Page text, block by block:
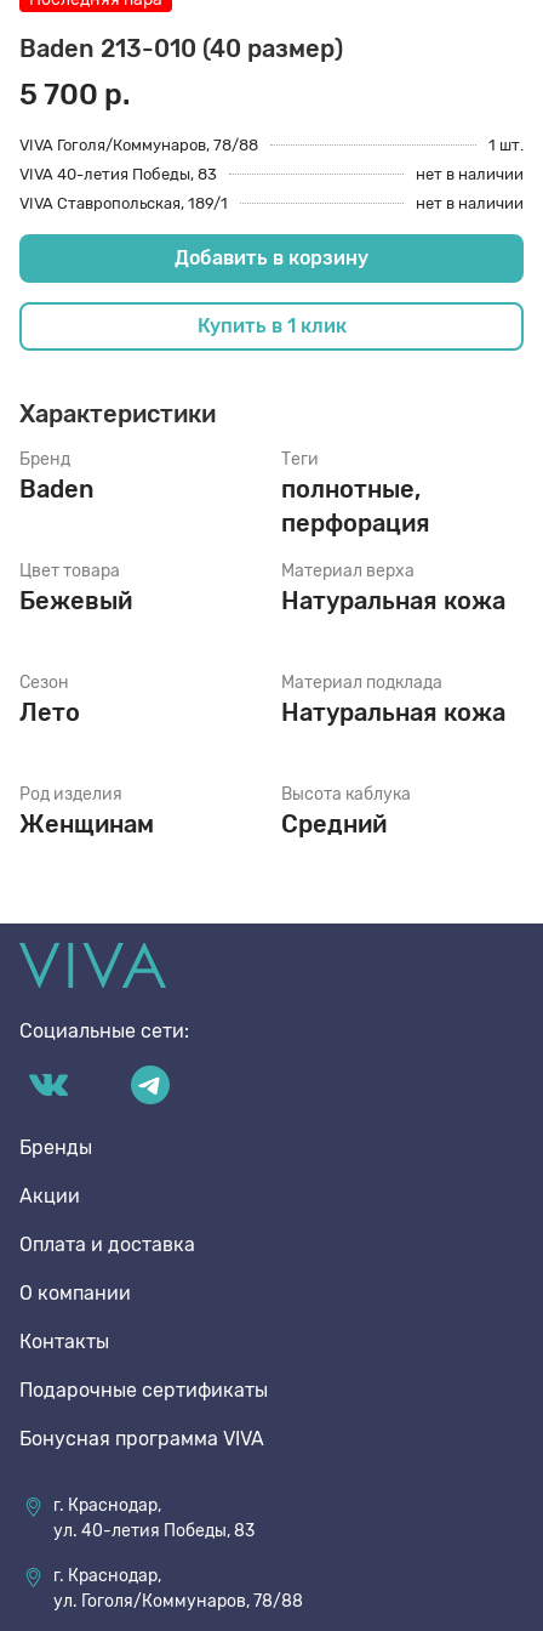
Baden 213-010 (40 размер)
5 700 р.
VIVA Гоголя/Коммунаров, 78/88
1 шт.
VIVA 40-летия Победы, 83
нет в наличии
VIVA Ставропольская, 189/1
нет в наличии
Добавить в корзину
Купить в 1 клик
Характеристики
Бренд
Baden
Цвет товара
Бежевый
Сезон
Лето
Род изделия
Женщинам
Теги
полнотные,
перфорация
Материал верха
Натуральная кожа
Материал подклада
Натуральная кожа
Высота каблука
Средний
Социальные сети:
Бренды
Акции
Оплата и доставка
О компании
Контакты
Подарочные сертификаты
Бонусная программа VIVA
г. Краснодар,
ул. 40-летия Победы, 83
г. Краснодар,
ул. Гоголя/Коммунаров, 78/88
70 den
Подпяточники
Пропитка
Рожки
Шнурки
Щетки